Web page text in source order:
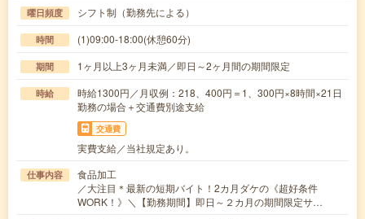
曜日頻度 シフト制（勤務先による）
時間 (1)09:00-18:00(休憩60分)
期間 1ヶ月以上3ヶ月未満／即日～2ヶ月間の期間限定
時給
時給1300円／月収例：218、400円＝1、300円×8時間×21日
勤務の場合＋交通費別途支給
交通費
実費支給／当社規定あり。
仕事内容
食品加工
／大注目＊最新の短期バイト！2カ月ダケの《超好条件
WORK！》＼【勤務期間】即日～２カ月の期間限定サ…